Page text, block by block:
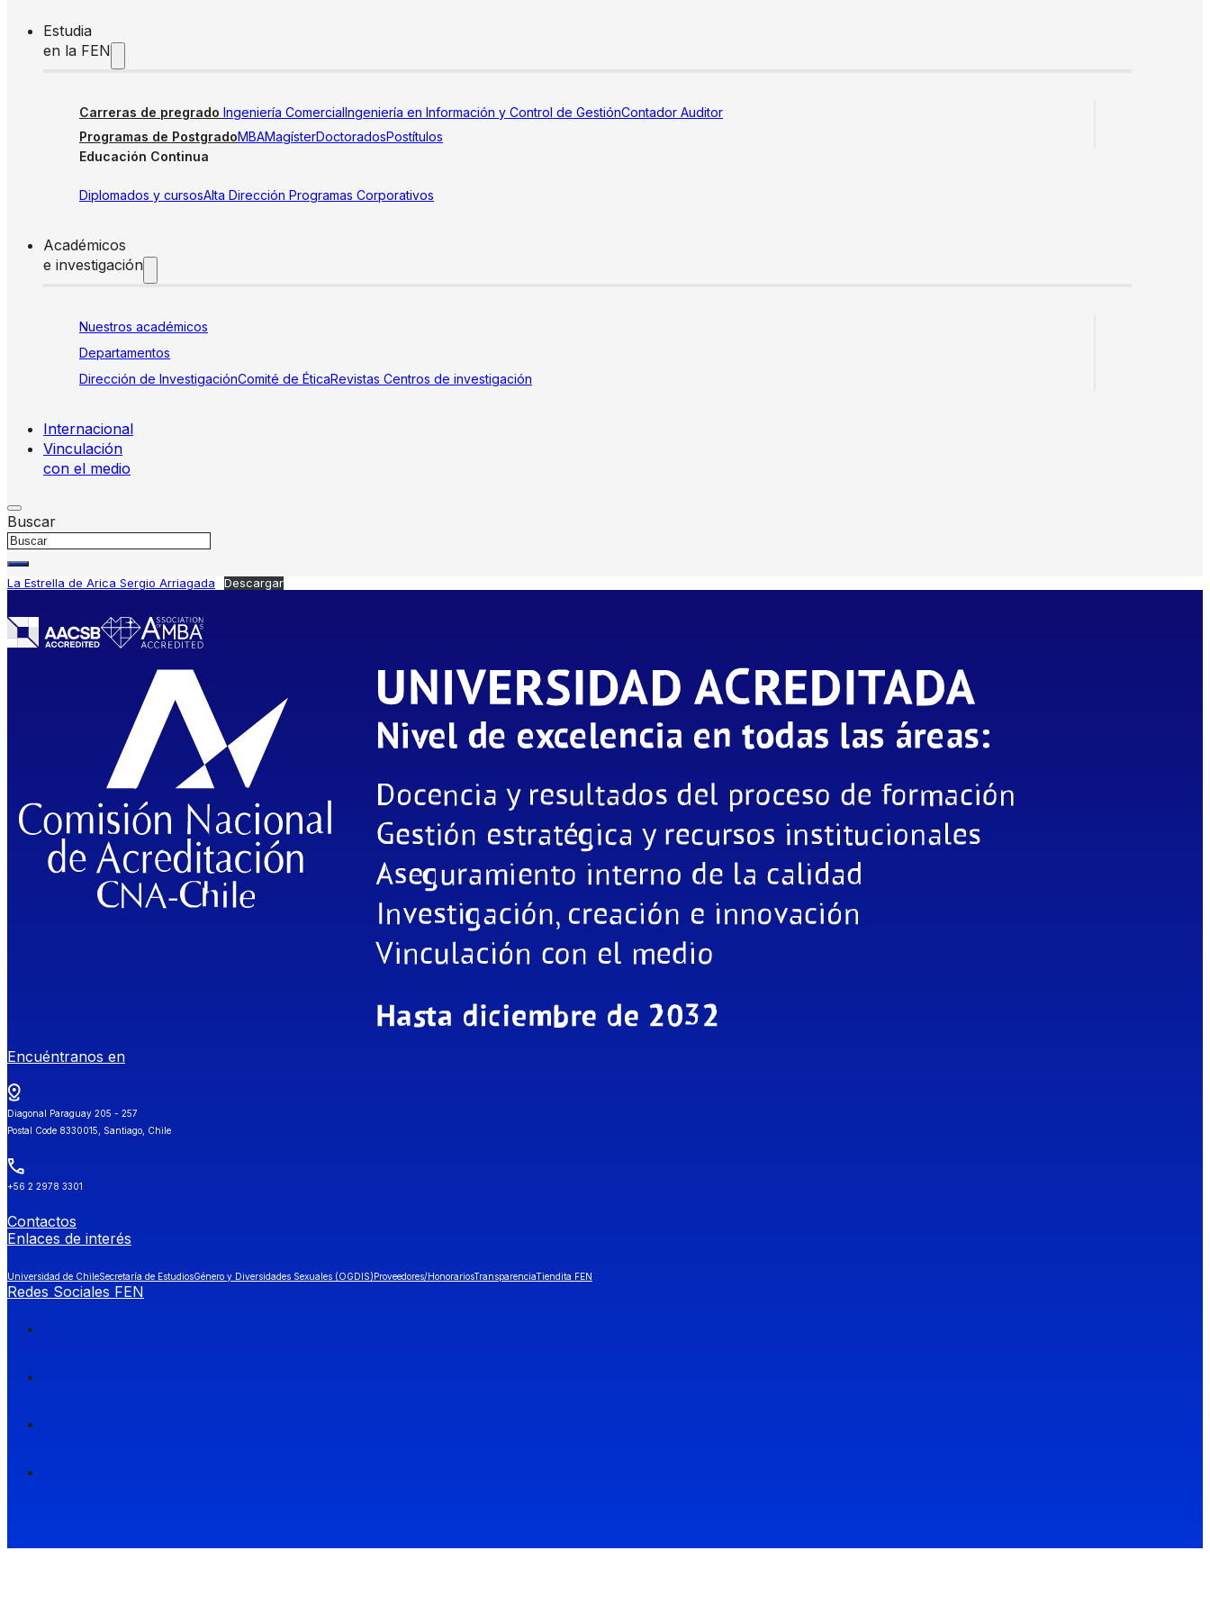
Estudia
en la FEN
Carreras de pregrado Ingeniería ComercialIngeniería en Información y Control de GestiónContador Auditor
Programas de PostgradoMBAMagísterDoctoradosPostítulos
Educación Continua
Diplomados y cursosAlta Dirección Programas Corporativos
Académicos
e investigación
Nuestros académicos
Departamentos
Dirección de InvestigaciónComité de ÉticaRevistas Centros de investigación
Internacional
Vinculación
con el medio
Buscar
La Estrella de Arica Sergio Arriagada Descargar
Encuéntranos en
Diagonal Paraguay 205 - 257
Postal Code 8330015, Santiago, Chile
+56 2 2978 3301
Contactos
Enlaces de interés
Universidad de ChileSecretaría de EstudiosGénero y Diversidades Sexuales (OGDIS)Proveedores/HonorariosTransparenciaTiendita FEN
Redes Sociales FEN